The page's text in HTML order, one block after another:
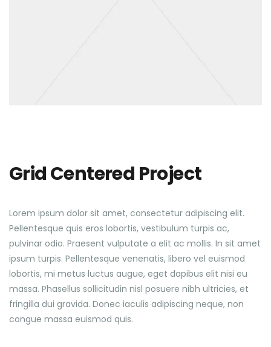
Grid Centered Project
Lorem ipsum dolor sit amet, consectetur adipiscing elit.
Pellentesque quis eros lobortis, vestibulum turpis ac,
pulvinar odio. Praesent vulputate a elit ac mollis. In sit amet
ipsum turpis. Pellentesque venenatis, libero vel euismod
lobortis, mi metus luctus augue, eget dapibus elit nisi eu
massa. Phasellus sollicitudin nisl posuere nibh ultricies, et
fringilla dui gravida. Donec iaculis adipiscing neque, non
congue massa euismod quis.